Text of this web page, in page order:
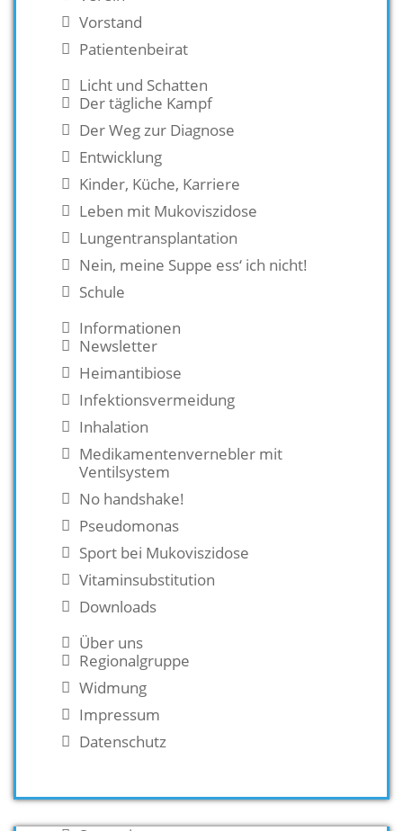
Vorstand
Patientenbeirat
Licht und Schatten
Der tägliche Kampf
Der Weg zur Diagnose
Entwicklung
Kinder, Küche, Karriere
Leben mit Mukoviszidose
Lungentransplantation
Nein, meine Suppe ess‘ ich nicht!
Schule
Informationen
Newsletter
Heimantibiose
Infektionsvermeidung
Inhalation
Medikamentenvernebler mit
Ventilsystem
No handshake!
Pseudomonas
Sport bei Mukoviszidose
Vitaminsubstitution
Downloads
Über uns
Regionalgruppe
Widmung
Impressum
Datenschutz